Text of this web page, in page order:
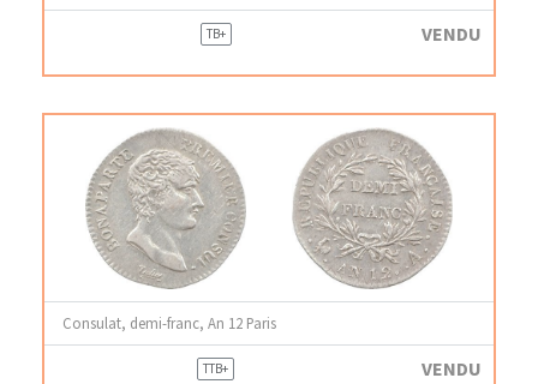
TB+ VENDU
Consulat, demi-franc, An 12 Paris
TTB+ VENDU